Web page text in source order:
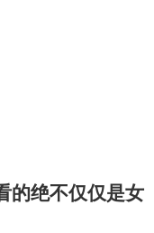
的绝不仅仅是女